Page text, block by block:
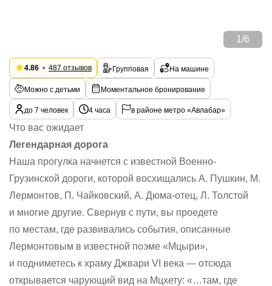
1 /6
4.86 487 отзывов Групповая На машине
Можно с детьми Моментальное бронирование
до 7 человек 4 часа в районе метро «Авлабар»
Что вас ожидает
Легендарная дорога
Наша прогулка начнется с известной Военно-
Грузинской дороги, которой восхищались А. Пушкин, М.
Лермонтов, П. Чайковский, А. Дюма-отец, Л. Толстой
и многие другие. Свернув с пути, вы проедете
по местам, где развивались события, описанные
Лермонтовым в известной поэме «Мцыри»,
и подниметесь к храму Джвари VI века — отсюда
открывается чарующий вид на Мцхету: «…там, где